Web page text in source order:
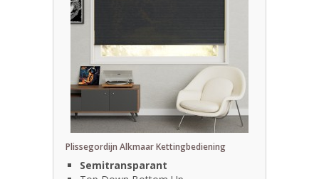
Plissegordijn Alkmaar Kettingbediening
Semitransparant